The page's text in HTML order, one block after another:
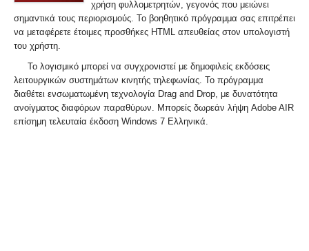
χρήση φυλλομετρητών, γεγονός που μειώνει
σημαντικά τους περιορισμούς. Το βοηθητικό πρόγραμμα σας επιτρέπει
να μεταφέρετε έτοιμες προσθήκες HTML απευθείας στον υπολογιστή
του χρήστη.
Το λογισμικό μπορεί να συγχρονιστεί με δημοφιλείς εκδόσεις
λειτουργικών συστημάτων κινητής τηλεφωνίας. Το πρόγραμμα
διαθέτει ενσωματωμένη τεχνολογία Drag and Drop, με δυνατότητα
ανοίγματος διαφόρων παραθύρων. Μπορείς δωρεάν λήψη Adobe AIR
επίσημη τελευταία έκδοση Windows 7 Ελληνικά.